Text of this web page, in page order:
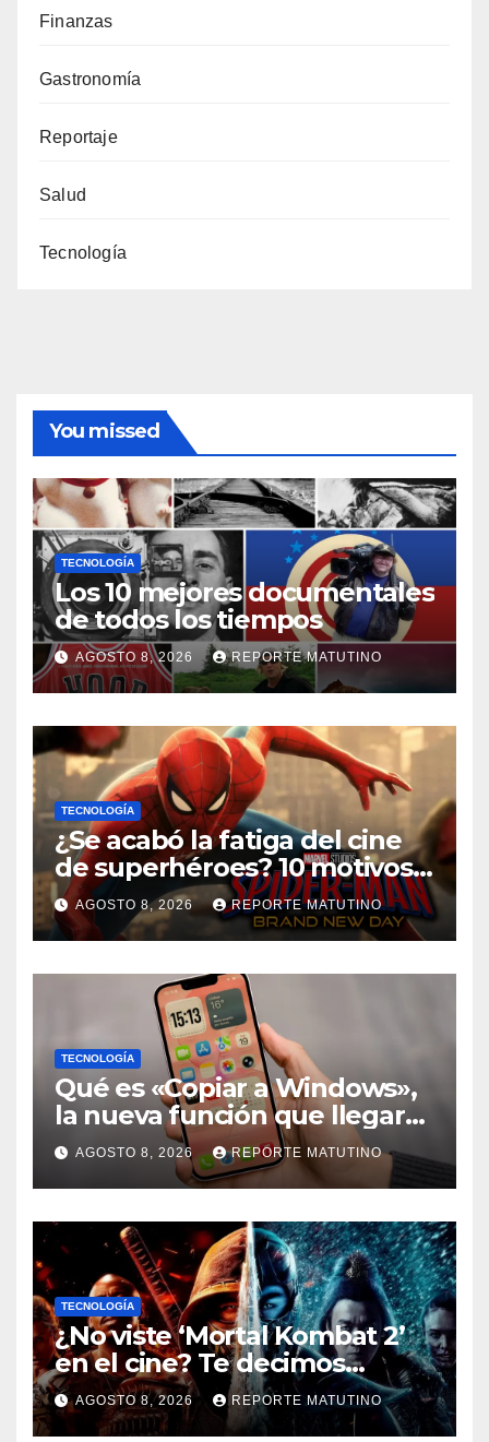
Finanzas
Gastronomía
Reportaje
Salud
Tecnología
You missed
TECNOLOGÍA
Los 10 mejores documentales
de todos los tiempos
AGOSTO 8, 2026 REPORTE MATUTINO
TECNOLOGÍA
¿Se acabó la fatiga del cine
de superhéroes? 10 motivos
por los que ‘Spider-Man:
Brand New Day» desmiente
esa teoría
AGOSTO 8, 2026 REPORTE MATUTINO
TECNOLOGÍA
Qué es «Copiar a Windows»,
la nueva función que llegará
al iPhone solo para Europa
AGOSTO 8, 2026 REPORTE MATUTINO
TECNOLOGÍA
¿No viste ‘Mortal Kombat 2’
en el cine? Te decimos
dónde verla en streaming
ahora mismo y te damos tres
AGOSTO 8, 2026 REPORTE MATUTINO